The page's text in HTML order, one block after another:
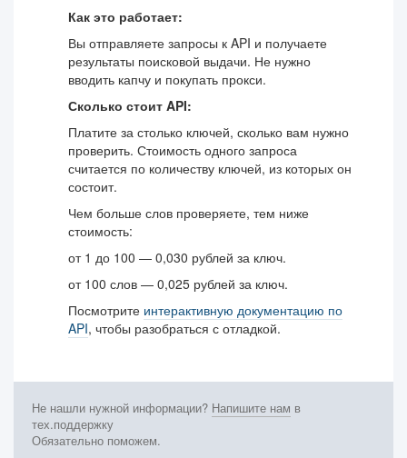
Как это работает:
Вы отправляете запросы к API и получаете
результаты поисковой выдачи. Не нужно
вводить капчу и покупать прокси.
Сколько стоит API:
Платите за столько ключей, сколько вам нужно
проверить. Стоимость одного запроса
считается по количеству ключей, из которых он
состоит.
Чем больше слов проверяете, тем ниже
стоимость:
от 1 до 100 — 0,030 рублей за ключ.
от 100 слов — 0,025 рублей за ключ.
Посмотрите интерактивную документацию по
API, чтобы разобраться с отладкой.
Не нашли нужной информации? Напишите нам в
тех.поддержку
Обязательно поможем.